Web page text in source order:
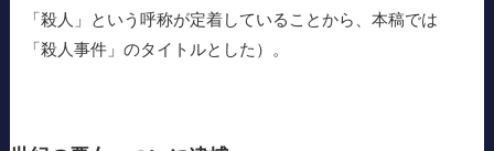
「殺人」という呼称が定着していることから、本稿では
「殺人事件」のタイトルとした）。